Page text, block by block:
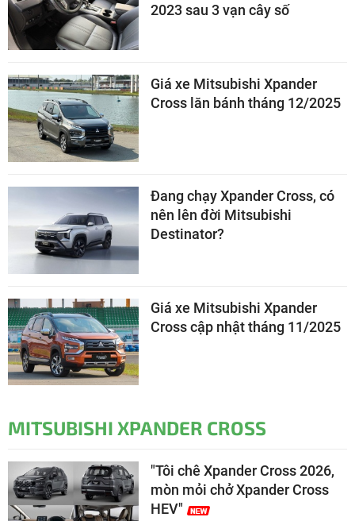
2023 sau 3 vạn cây số
Giá xe Mitsubishi Xpander
Cross lăn bánh tháng 12/2025
Đang chạy Xpander Cross, có
nên lên đời Mitsubishi
Destinator?
Giá xe Mitsubishi Xpander
Cross cập nhật tháng 11/2025
MITSUBISHI XPANDER CROSS
"Tôi chê Xpander Cross 2026,
mòn mỏi chở Xpander Cross
HEV"